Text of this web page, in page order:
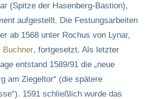
(Spitze der Hasenberg-Bastion),
aufgestellt. Die Festungsarbeiten
ab 1568 unter Rochus von Lynar,
Buchner, fortgesetzt. Als letzter
entstand 1589/91 die „neue
am Ziegeltor“ (die spätere
1591 schließlich wurde das